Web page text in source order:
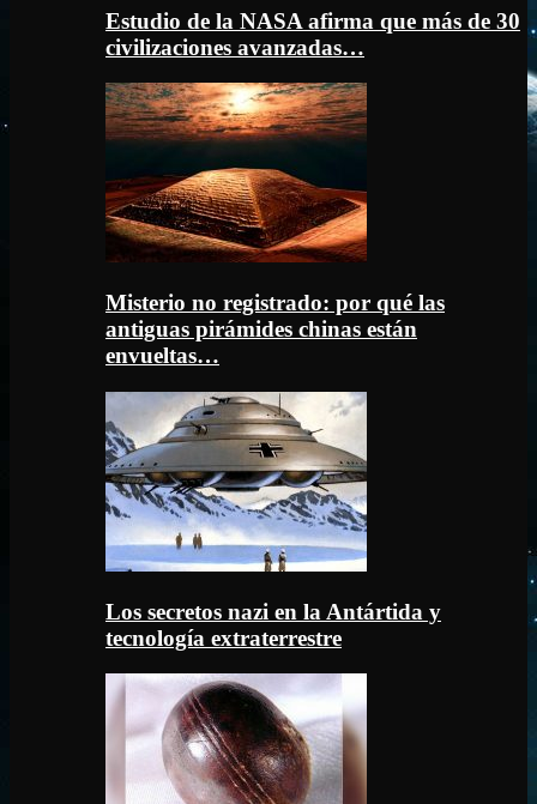
Estudio de la NASA afirma que más de 30
civilizaciones avanzadas…
Misterio no registrado: por qué las
antiguas pirámides chinas están
envueltas…
Los secretos nazi en la Antártida y
tecnología extraterrestre